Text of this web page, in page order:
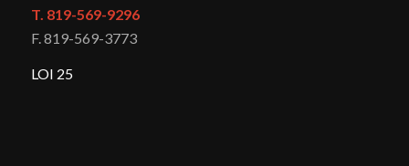
T. 819-569-9296
F. 819-569-3773
LOI 25